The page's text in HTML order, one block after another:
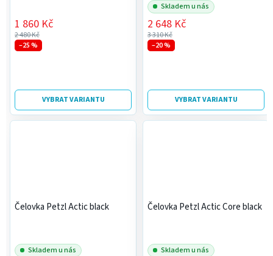
2 480 Kč
1 860 Kč
–25 %
VYBRAT VARIANTU
Skladem u nás
3 310 Kč
2 648 Kč
–20 %
VYBRAT VARIANTU
Čelovka Petzl Actic black
Skladem u nás
Čelovka Petzl Actic Core black
Skladem u nás